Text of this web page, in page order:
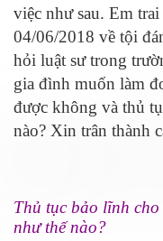
việc như sau. Em
04/06/2018 về tội
hỏi luật sư trong
gia đình muốn làm
được không và thủ
nào? Xin trân thành
Thủ tục bảo lĩnh
như thế nào?